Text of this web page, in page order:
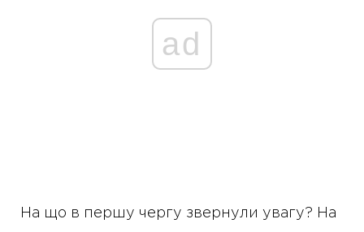
ad
На що в першу чергу звернули увагу? На